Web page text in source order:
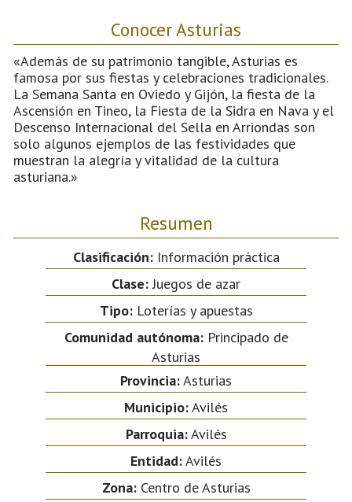
Conocer Asturias
«Además de su patrimonio tangible, Asturias es
famosa por sus fiestas y celebraciones tradicionales.
La Semana Santa en Oviedo y Gijón, la fiesta de la
Ascensión en Tineo, la Fiesta de la Sidra en Nava y el
Descenso Internacional del Sella en Arriondas son
solo algunos ejemplos de las festividades que
muestran la alegría y vitalidad de la cultura
asturiana.»
Resumen
Clasificación:Información práctica
Clase:Juegos de azar
Tipo:Loterías y apuestas
Comunidad autónoma:Principado de
Asturias
Provincia:Asturias
Municipio:Avilés
Parroquia:Avilés
Entidad:Avilés
Zona:Centro de Asturias